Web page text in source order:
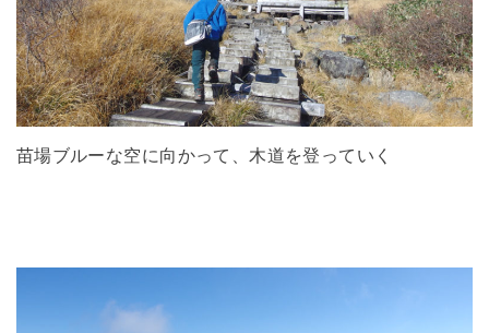
苗場ブルーな空に向かって、木道を登っていく